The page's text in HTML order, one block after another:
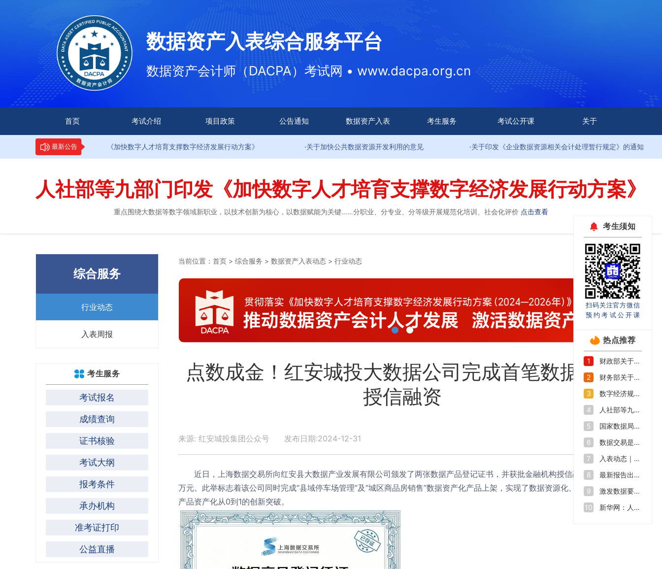
数据资产入表综合服务平台
数据资产会计师（DACPA）考试网 • www.dacpa.org.cn
首页 考试介绍 项目政策 公告通知 数据资产入表 考生服务 考试公开课 关于
最新公告
·9部门印发《加快数字人才培育支撑数字经济发展行动方案》 ·关于加快公共数据资源开发利用的意见 ·关于印发《企业数据资源相关会计处理暂行规定》的通知
人社部等九部门印发《加快数字人才培育支撑数字经济发展行动方案》
重点围绕大数据等数字领域新职业，以技术创新为核心，以数据赋能为关键……分职业、分专业、分等级开展规范化培训、社会化评价 点击查看
考生须知
扫码关注官方微信
预约考试公开课
热点推荐
1
财政部关于印发《企业数据资源相关会计处理暂行规定》的通知
2
财务部关于印发《关于加强数据资产管理的指导意见》的通知
3
数字经济规模持续扩大 如何抓好数字人才培养机遇期
4
人社部等九部门印发《加快数字人才培育支撑数字经济发展行动方案》
5
国家数据局等部门关于促进企业数据资源开发利用的意见
6
数据交易是什么？如何让“沉睡”的数据资源“活”起来
7
入表动态｜数据也能拿来融资 全球数源中心南沙启用
8
最新报告出炉！2023年我国数据生产总量达32.85ZB
9
激发数据要素价值 助力数字中国建设——第七届数字中国建设峰会开幕
10
新华网：人才缺口在2500万至3000万，中国数字人才培育行动方案出炉
综合服务
行业动态
入表周报
考生服务
考试报名
成绩查询
证书核验
考试大纲
报考条件
承办机构
准考证打印
公益直播
当前位置： 首页 > 综合服务 > 数据资产入表动态 > 行业动态
点数成金！红安城投大数据公司完成首笔数据资产
授信融资
来源: 红安城投集团公众号 发布日期:2024-12-31
近日，上海数据交易所向红安县大数据产业发展有限公司颁发了两张数据产品登记证书，并获批金融机构授信融资人民币500
万元。此举标志着该公司同时完成“县域停车场管理”及“城区商品房销售”数据资产化产品上架，实现了数据资源化、资源产品化、
产品资产化从0到1的创新突破。